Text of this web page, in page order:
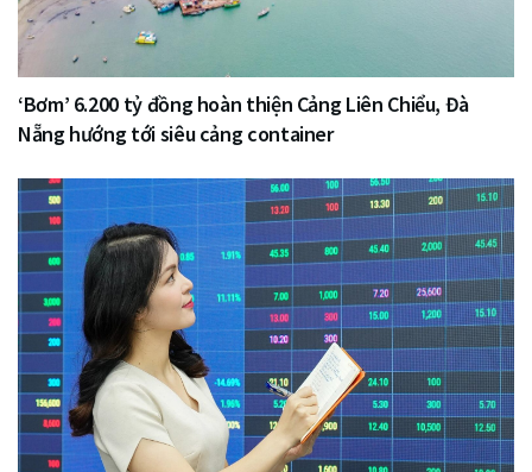
‘Bơm’ 6.200 tỷ đồng hoàn thiện Cảng Liên Chiểu, Đà
Nẵng hướng tới siêu cảng container